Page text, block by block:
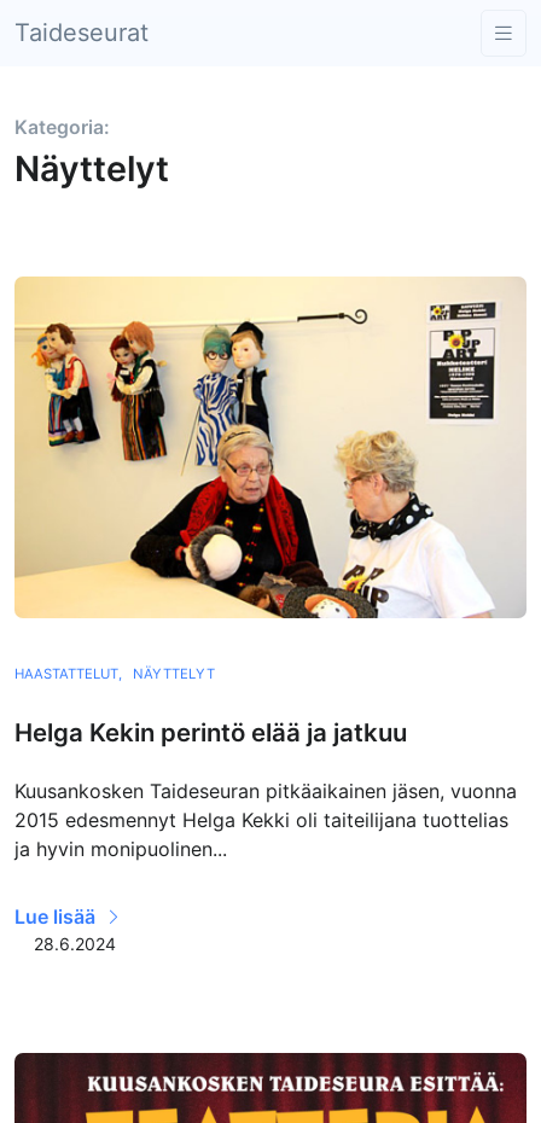
Taideseurat
Kategoria:
Näyttelyt
HAASTATTELUT, NÄYTTELYT
Helga Kekin perintö elää ja jatkuu
Kuusankosken Taideseuran pitkäaikainen jäsen, vuonna
2015 edesmennyt Helga Kekki oli taiteilijana tuottelias
ja hyvin monipuolinen...
Lue lisää
28.6.2024